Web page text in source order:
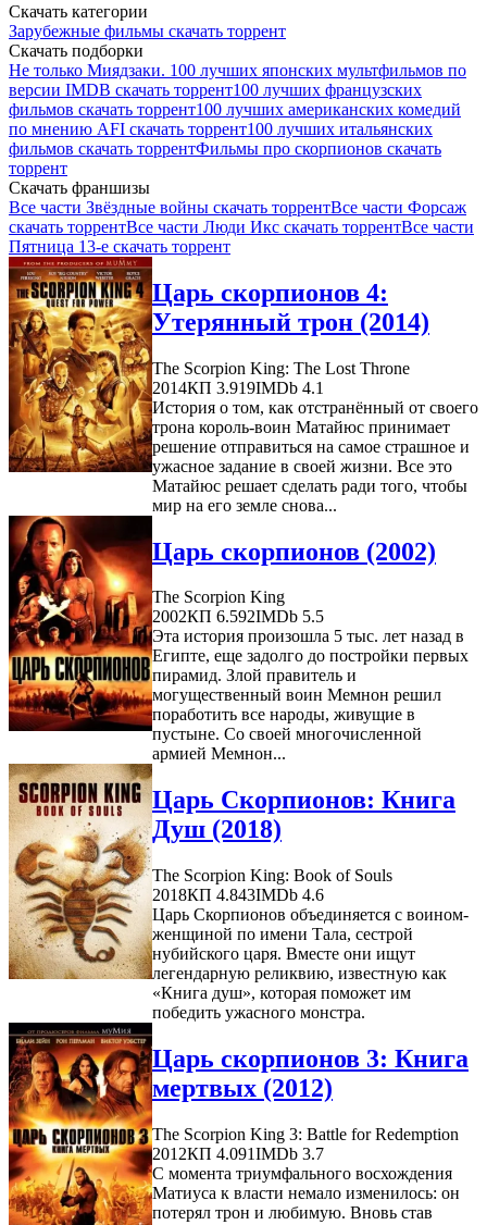
Скачать категории
Зарубежные фильмы скачать торрент
Скачать подборки
Не только Миядзаки. 100 лучших японских мультфильмов по
версии IMDB скачать торрент100 лучших французских
фильмов скачать торрент100 лучших американских комедий
по мнению AFI скачать торрент100 лучших итальянских
фильмов скачать торрентФильмы про скорпионов скачать
торрент
Скачать франшизы
Все части Звёздные войны скачать торрентВсе части Форсаж
скачать торрентВсе части Люди Икс скачать торрентВсе части
Пятница 13-е скачать торрент
Царь скорпионов 4:
Утерянный трон (2014)
The Scorpion King: The Lost Throne
2014КП 3.919IMDb 4.1
История о том, как отстранённый от своего
трона король-воин Матайюс принимает
решение отправиться на самое страшное и
ужасное задание в своей жизни. Все это
Матайюс решает сделать ради того, чтобы
мир на его земле снова...
Царь скорпионов (2002)
The Scorpion King
2002КП 6.592IMDb 5.5
Эта история произошла 5 тыс. лет назад в
Египте, еще задолго до постройки первых
пирамид. Злой правитель и
могущественный воин Мемнон решил
поработить все народы, живущие в
пустыне. Со своей многочисленной
армией Мемнон...
Царь Скорпионов: Книга
Душ (2018)
The Scorpion King: Book of Souls
2018КП 4.843IMDb 4.6
Царь Скорпионов объединяется с воином-
женщиной по имени Тала, сестрой
нубийского царя. Вместе они ищут
легендарную реликвию, известную как
«Книга душ», которая поможет им
победить ужасного монстра.
Царь скорпионов 3: Книга
мертвых (2012)
The Scorpion King 3: Battle for Redemption
2012КП 4.091IMDb 3.7
С момента триумфального восхождения
Матиуса к власти немало изменилось: он
потерял трон и любимую. Вновь став